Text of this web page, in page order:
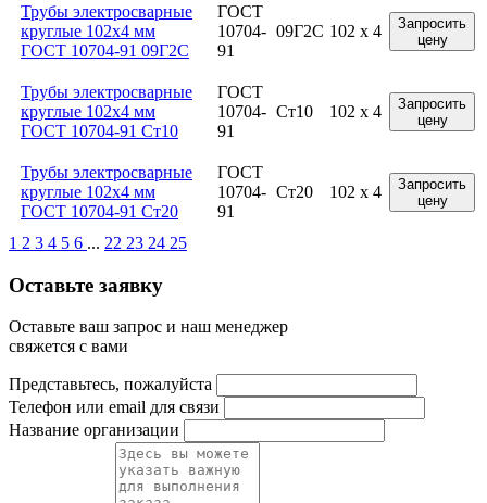
Трубы электросварные
круглые 102x4 мм
ГОСТ 10704-91 09Г2С
ГОСТ
10704-
91
09Г2С 102 x 4
Запросить
цену
Трубы электросварные
круглые 102x4 мм
ГОСТ 10704-91 Ст10
ГОСТ
10704-
91
Ст10 102 x 4
Запросить
цену
Трубы электросварные
круглые 102x4 мм
ГОСТ 10704-91 Ст20
ГОСТ
10704-
91
Ст20 102 x 4
Запросить
цену
1 2 3 4 5 6 ... 22 23 24 25
Оставьте заявку
Оставьте ваш запрос и наш менеджер
свяжется с вами
Представьтесь, пожалуйста
Телефон или email для связи
Название организации